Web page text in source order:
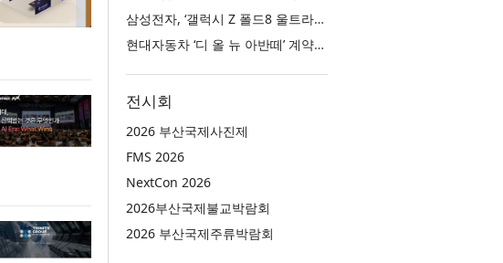
삼성전자, ‘갤럭시 Z 폴드8 울트라·폴드8·플립8’과 ‘갤럭시 워치 울트라2·워치9’ 국내 공식 출시
현대자동차 ‘디 올 뉴 아반떼’ 계약 첫날 1만 대 돌파
전시회
2026 부산국제사진제
FMS 2026
NextCon 2026
2026부산국제불교박람회
2026 부산국제주류박람회